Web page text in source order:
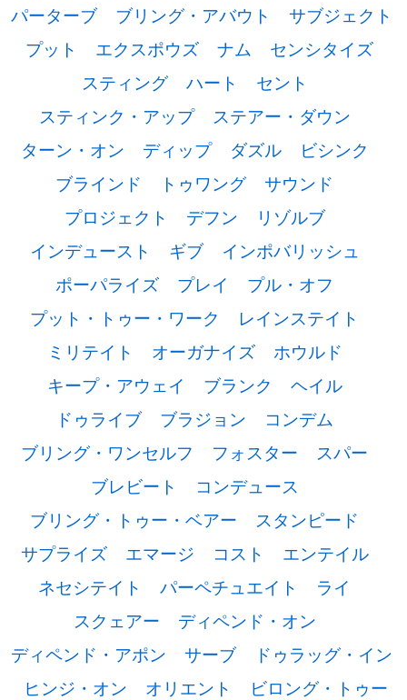
パーターブ
ブリング・アバウト
サブジェクト
プット
エクスポウズ ナム
センシタイズ
スティング
ハート
セント
スティンク・アップ
ステアー・ダウン
ターン・オン
ディップ ダズル
ビシンク
ブラインド
トゥワング
サウンド
プロジェクト
デフン
リゾルブ
インデュースト
ギブ
インポバリッシュ
ポーパライズ
プレイ
プル・オフ
プット・トゥー・ワーク
レインステイト
ミリテイト
オーガナイズ
ホウルド
キープ・アウェイ
ブランク
ヘイル
ドゥライブ
ブラジョン
コンデム
ブリング・ワンセルフ
フォスター
スパー
ブレビート
コンデュース
ブリング・トゥー・ベアー
スタンピード
サプライズ
エマージ コスト
エンテイル
ネセシテイト
パーペチュエイト
ライ
スクェアー
ディペンド・オン
ディペンド・アポン
サーブ
ドゥラッグ・イン
ヒンジ・オン
オリエント ビロング・トゥー